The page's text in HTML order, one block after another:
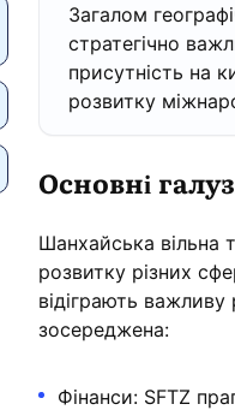
Загалом
стратегічно
присутність на
розвитку
Основні
Шанхайська вільна
розвитку різних
відіграють важливу
зосереджена:
Фінанси: SFTZ